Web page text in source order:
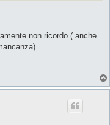
non ricordo ( anche